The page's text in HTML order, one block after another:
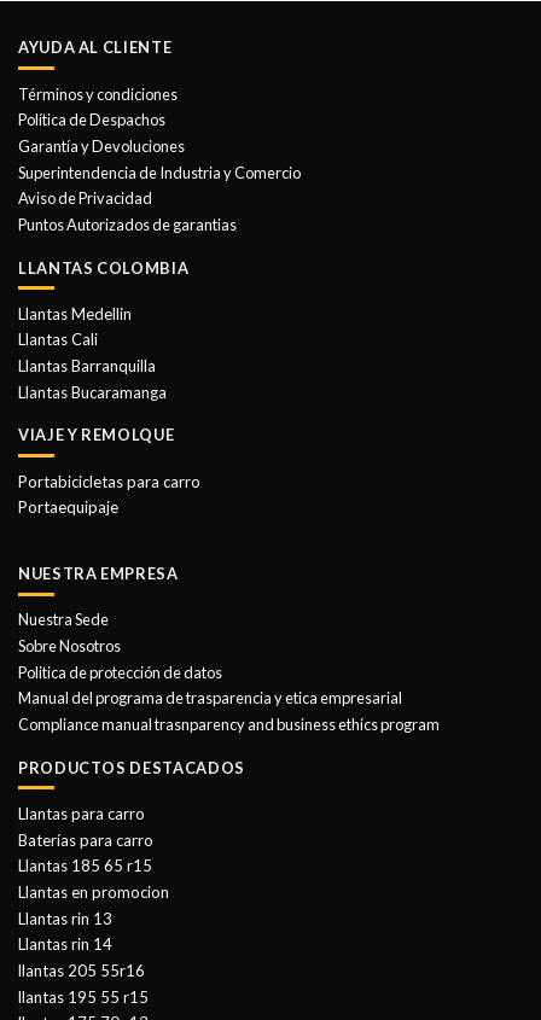
AYUDA AL CLIENTE
Términos y condiciones
Política de Despachos
Garantía y Devoluciones
Superintendencia de Industria y Comercio
Aviso de Privacidad
Puntos Autorizados de garantias
LLANTAS COLOMBIA
Llantas Medellin
Llantas Cali
Llantas Barranquilla
Llantas Bucaramanga
VIAJE Y REMOLQUE
Portabicicletas para carro
Portaequipaje
NUESTRA EMPRESA
Nuestra Sede
Sobre Nosotros
Politica de protección de datos
Manual del programa de trasparencia y etica empresarial
Compliance manual trasnparency and business ethics program
PRODUCTOS DESTACADOS
Llantas para carro
Baterías para carro
Llantas 185 65 r15
Llantas en promocion
Llantas rin 13
Llantas rin 14
llantas 205 55r16
llantas 195 55 r15